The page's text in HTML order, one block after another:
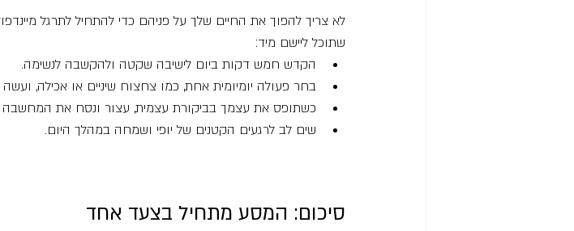
לא צריך להפוך את החיים שלך על פניהם כדי להתחיל לתרגל
שתוכל ליישם מיד:
הקדש חמש דקות ביום לישיבה שקטה ולהקשבה לנשימה.
בחר פעולה יומיומית אחת, כמו צחצוח שיניים או אכילה,
כשתופס את עצמך בביקורת עצמית, עצור ונסח את
שים לב לרגעים הקטנים של יופי ושמחה במהלך היום.
סיכום: המסע מתחיל בצעד אחד